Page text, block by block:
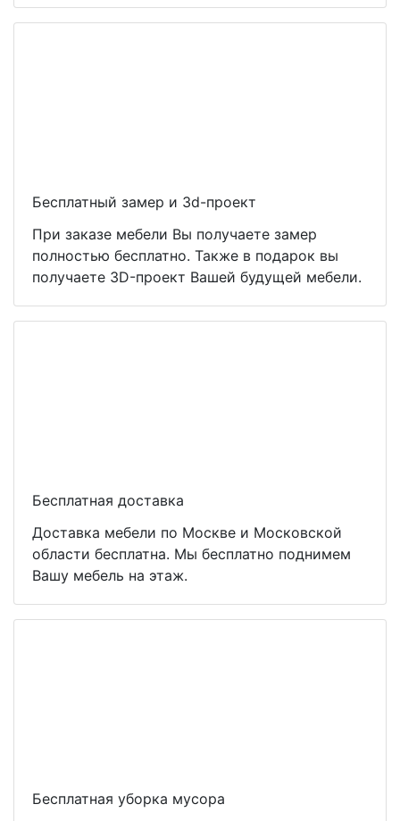
Бесплатный замер и 3d-проект
При заказе мебели Вы получаете замер
полностью бесплатно. Также в подарок вы
получаете 3D-проект Вашей будущей мебели.
Бесплатная доставка
Доставка мебели по Москве и Московской
области бесплатна. Мы бесплатно поднимем
Вашу мебель на этаж.
Бесплатная уборка мусора